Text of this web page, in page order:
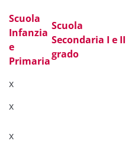
Scuola
Infanzia
e
Primaria
Scuola
Secondaria I e II
grado
x
x
x